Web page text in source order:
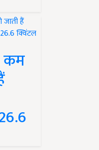
कम